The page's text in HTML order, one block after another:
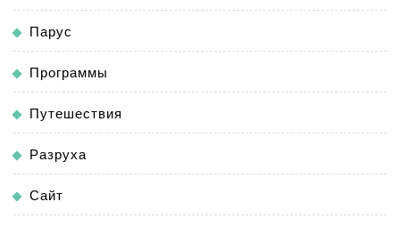
Парус
Программы
Путешествия
Разруха
Сайт